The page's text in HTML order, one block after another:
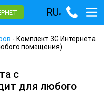
RU▾
- Комплект 3G Интернета
помещения)
с
для любого